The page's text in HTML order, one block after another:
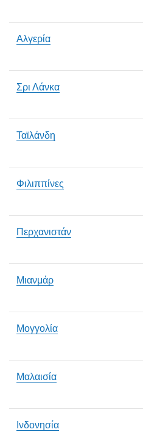
Αλγερία
Σρι Λάνκα
Ταϊλάνδη
Φιλιππίνες
Περχανιστάν
Μιανμάρ
Μογγολία
Μαλαισία
Ινδονησία